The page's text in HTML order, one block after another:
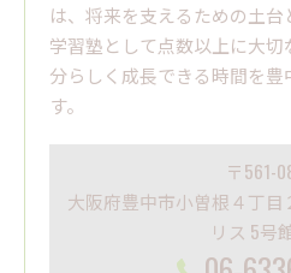
は、将来を支えるための土台
学習塾として点数以上に大
分らしく成長できる時間を
す。
〒561-
大阪府豊中市小曽根４丁目
リス 5号